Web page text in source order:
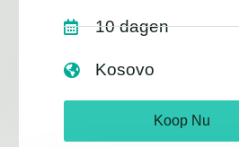
10 dagen
Kosovo
Koop Nu